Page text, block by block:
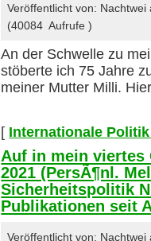
Veröffentlicht von:
(40084 Aufrufe )
An der Schwelle zu
stöberte ich 75 Jahre
meiner Mutter Milli.
[ Internationale
Auf in mein viertes
2021 (PersÃ¶nl.
Sicherheitspolitik
Publikationen seit
Veröffentlicht von: